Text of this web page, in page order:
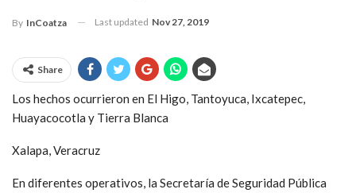
By InCoatza Last updated Nov 27, 2019
Share
Los hechos ocurrieron en El Higo, Tantoyuca, Ixcatepec,
Huayacocotla y Tierra Blanca
Xalapa, Veracruz
En diferentes operativos, la Secretaría de Seguridad Pública